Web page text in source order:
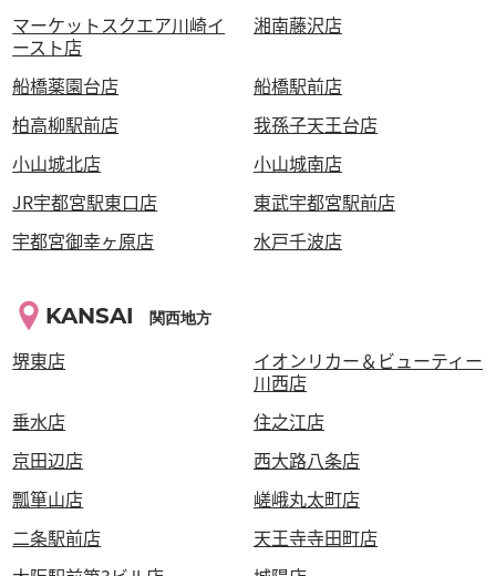
マーケットスクエア川崎イ
ースト店
湘南藤沢店
船橋薬園台店
船橋駅前店
柏高柳駅前店
我孫子天王台店
小山城北店
小山城南店
JR宇都宮駅東口店
東武宇都宮駅前店
宇都宮御幸ヶ原店
水戸千波店
KANSAI 関西地方
堺東店
イオンリカー＆ビューティー
川西店
垂水店
住之江店
京田辺店
西大路八条店
瓢箪山店
嵯峨丸太町店
二条駅前店
天王寺寺田町店